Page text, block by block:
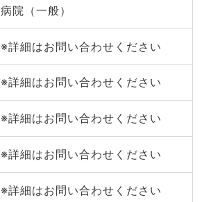
病院（一般）
※詳細はお問い合わせください
※詳細はお問い合わせください
※詳細はお問い合わせください
※詳細はお問い合わせください
※詳細はお問い合わせください